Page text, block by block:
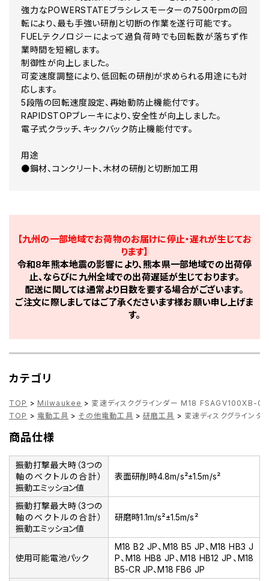
強力なPOWERSTATEブラシレスモーターの7500rpmの回
転により、最も手強い研削と切断の作業を遂行可能です。
FUELテクノロジーによって過負荷時でも回転数が落ちず作
業時間を短縮します。
制御性が向上しました。
可変速度調整により、低回転の研削が求められる用途にも対
応します。
5段階の回転速度設定、再始動防止機能付です。
RAPIDSTOPブレーキにより、安全性が向上しました。
電子式クラッチ、キックバック防止機能付です。
用途
●鋼材、コンクリート、木材の研削と切断加工用
【九州の一部地域でお荷物のお届けに停止・遅れが生じてお
ります】
令和8年熊本地震の影響により、熊本県一部地域での出荷停
止、ならびに九州全域での出荷遅延が生じております。
配送に関しては通常より日数を要する場合がございます。
ご注文に際しましてはご了承くださいます様お願い申し上げま
す。
カテゴリ
TOP > Milwaukee > 変速ディスクグラインダー M18
TOP > 電動工具 > その他電動工具 > 研磨工具 > 変速ディスクグライ
商品仕様
振動打撃最大時（3つの
軸のベクトルの合計）
振動エミッション値
表面研削時4.8m/s²±1.5m/s²
振動打撃最大時（3つの
軸のベクトルの合計）
振動エミッション値
研磨時1.1m/s²±1.5m/s²
使用可能電池パック
M18 B2 JP、M18 B5 JP、M18 HB3 J
P、M18 HB8 JP、M18 HB12 JP、M18
B5-CR JP、M18 FB6 JP